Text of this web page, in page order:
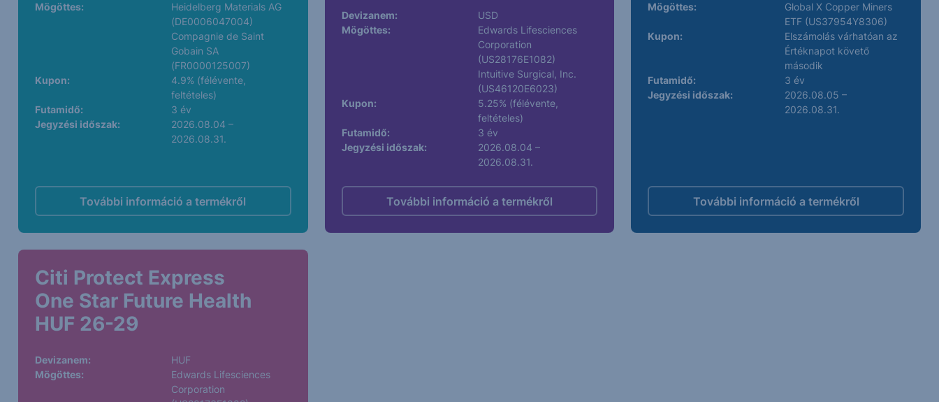
Mögöttes:
Heidelberg Materials AG
(DE0006047004)
Compagnie de Saint
Gobain SA
(FR0000125007)
Kupon:
4.9% (félévente,
feltételes)
Futamidő:
3 év
Jegyzési időszak:
2026.08.04 –
2026.08.31.
További információ a termékről
Devizanem:
USD
Mögöttes:
Edwards Lifesciences
Corporation
(US28176E1082)
Intuitive Surgical, Inc.
(US46120E6023)
Kupon:
5.25% (félévente,
feltételes)
Futamidő:
3 év
Jegyzési időszak:
2026.08.04 –
2026.08.31.
További információ a termékről
Mögöttes:
Global X Copper Miners
ETF (US37954Y8306)
Kupon:
Elszámolás várhatóan az
Értéknapot követő
második
Futamidő:
3 év
Jegyzési időszak:
2026.08.05 –
2026.08.31.
További információ a termékről
Citi Protect Express
One Star Future Health
HUF 26-29
Devizanem:
HUF
Mögöttes:
Edwards Lifesciences
Corporation